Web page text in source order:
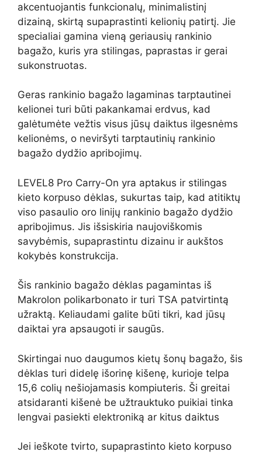
akcentuojantis funkcionalų, minimalistinį
dizainą, skirtą supaprastinti kelionių patirtį. Jie
specialiai gamina vieną geriausių rankinio
bagažo, kuris yra stilingas, paprastas ir gerai
sukonstruotas.
Geras rankinio bagažo lagaminas tarptautinei
kelionei turi būti pakankamai erdvus, kad
galėtumėte vežtis visus jūsų daiktus ilgesnėms
kelionėms, o neviršyti tarptautinių rankinio
bagažo dydžio apribojimų.
LEVEL8 Pro Carry-On yra aptakus ir stilingas
kieto korpuso dėklas, sukurtas taip, kad atitiktų
viso pasaulio oro linijų rankinio bagažo dydžio
apribojimus. Jis išsiskiria naujoviškomis
savybėmis, supaprastintu dizainu ir aukštos
kokybės konstrukcija.
Šis rankinio bagažo dėklas pagamintas iš
Makrolon polikarbonato ir turi TSA patvirtintą
užraktą. Keliaudami galite būti tikri, kad jūsų
daiktai yra apsaugoti ir saugūs.
Skirtingai nuo daugumos kietų šonų bagažo, šis
dėklas turi didelę išorinę kišenę, kurioje telpa
15,6 colių nešiojamasis kompiuteris. Ši greitai
atsidaranti kišenė be užtrauktuko puikiai tinka
lengvai pasiekti elektroniką ar kitus daiktus
Jei ieškote tvirto, supaprastinto kieto korpuso